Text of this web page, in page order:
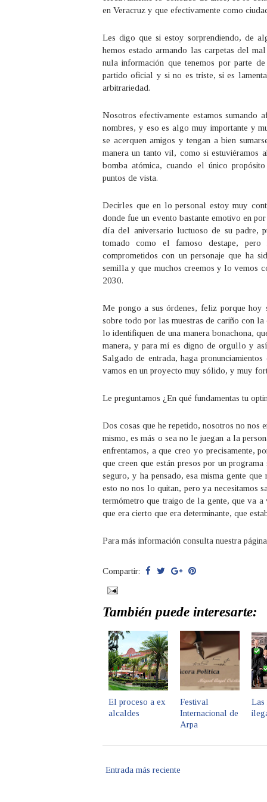
en Veracruz y que efectivamente como
Les digo que si estoy sorprendiendo, de
hemos estado armando las carpetas del
nula información que tenemos por parte
partido oficial y si no es triste, si es
arbitrariedad.
Nosotros efectivamente estamos sumando
nombres, y eso es algo muy importante y
se acerquen amigos y tengan a bien
manera un tanto vil, como si estuviéramos
bomba atómica, cuando el único
puntos de vista.
Decirles que en lo personal estoy muy
donde fue un evento bastante emotivo en
día del aniversario luctuoso de su padre,
tomado como el famoso destape,
comprometidos con un personaje que ha
semilla y que muchos creemos y lo vemos
2030.
Me pongo a sus órdenes, feliz porque
sobre todo por las muestras de cariño con
lo identifiquen de una manera bonachona,
manera, y para mí es digno de orgullo y
Salgado de entrada, haga
vamos en un proyecto muy sólido, y muy
Le preguntamos ¿En qué fundamentas tu
Dos cosas que he repetido, nosotros no nos
mismo, es más o sea no le juegan a la
enfrentamos, a que creo yo precisamente,
que creen que están presos por un
seguro, y ha pensado, esa misma gente
esto no nos lo quitan, pero ya necesitamos
termómetro que traigo de la gente, que va
que era cierto que era determinante, que
Para más información consulta nuestra
Compartir:
También puede interesarte:
El proceso a ex
alcaldes
Festival
Internacional de
Arpa
Las
Entrada más reciente